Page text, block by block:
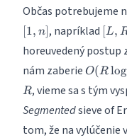
Občas potrebujeme
[1, n], napríklad [L,
horeuvedený postup
nám zaberie O(R
\log
\log
R)
O(R log
R, vieme sa s tým
Segmentedsieve of
tom, že na vylúčenie